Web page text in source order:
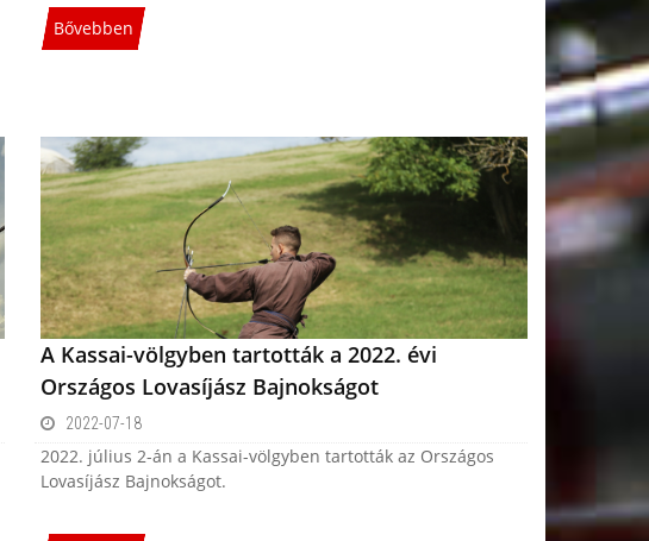
Bővebben
A Kassai-völgyben tartották a 2022. évi
Országos Lovasíjász Bajnokságot
2022-07-18
2022. július 2-án a Kassai-völgyben tartották az Országos
Lovasíjász Bajnokságot.